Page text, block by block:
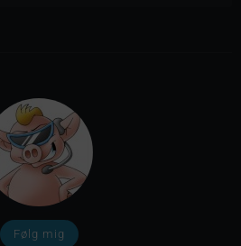
Følg mig